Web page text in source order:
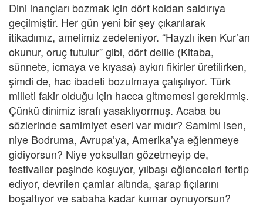
Dini inançları bozmak için dört koldan saldırıya
geçilmiştir. Her gün yeni bir şey çıkarılarak
itikadımız, amelimiz zedeleniyor. “Hayzlı iken Kur’an
okunur, oruç tutulur” gibi, dört delile (Kitaba,
sünnete, icmaya ve kıyasa) aykırı fikirler üretilirken,
şimdi de, hac ibadeti bozulmaya çalışılıyor. Türk
milleti fakir olduğu için hacca gitmemesi gerekirmiş.
Çünkü dinimiz israfı yasaklıyormuş. Acaba bu
sözlerinde samimiyet eseri var mıdır? Samimi isen,
niye Bodruma, Avrupa’ya, Amerika’ya eğlenmeye
gidiyorsun? Niye yoksulları gözetmeyip de,
festivaller peşinde koşuyor, yılbaşı eğlenceleri tertip
ediyor, devrilen çamlar altında, şarap fıçılarını
boşaltıyor ve sabaha kadar kumar oynuyorsun?